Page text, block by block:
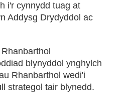
i'r cynnydd tuag at
Addysg Drydyddol ac
blynyddol ynghylch
Rhanbarthol wedi'i
strategol tair blynedd.